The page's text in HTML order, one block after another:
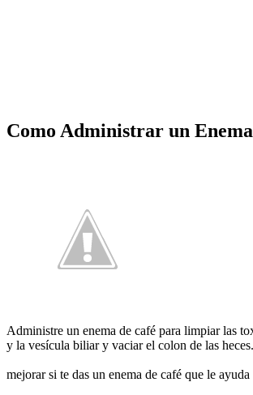
Como Administrar un
Administre un enema de café para limpiar las
y la vesícula biliar y vaciarel colon de las
mejorar si te das un enema de café que le ayuda